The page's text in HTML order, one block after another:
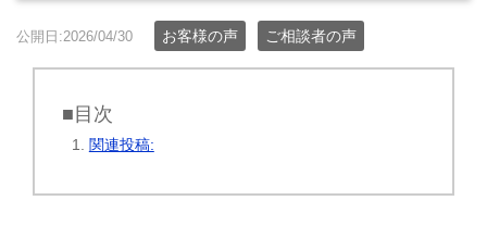
公開日:2026/04/30 お客様の声 ご相談者の声
■目次
関連投稿: